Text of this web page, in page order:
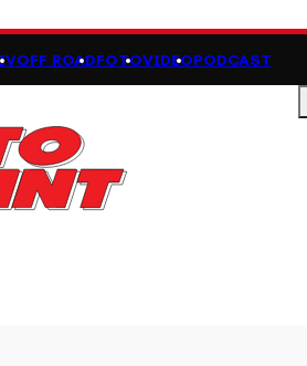
OFF ROADFOTOVIDEOPODCAST